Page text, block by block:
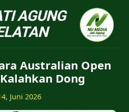
NU Jatiagung - Situs
Australian Open
Dong
Juni 2026